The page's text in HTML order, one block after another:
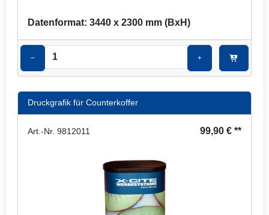
Datenformat: 3440 x 2300 mm (BxH)
− +
Druckgrafik für Counterkoffer
Art.-Nr. 9812011 99,90 € **